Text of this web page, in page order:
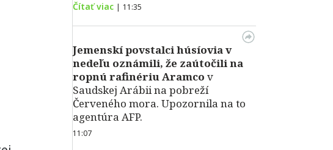
Čítať viac | 11:35
Jemenskí povstalci húsíovia v
nedeľu oznámili, že zaútočili na
ropnú rafinériu Aramco v
Saudskej Arábii na pobreží
Červeného mora. Upozornila na to
agentúra AFP.
11:07